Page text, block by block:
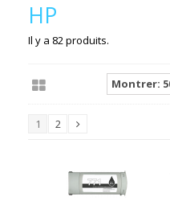
HP
Il y a 82 produits.
1 2